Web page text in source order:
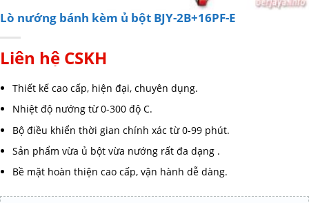
Lò nướng bánh kèm ủ bột BJY-2B+16PF-E
Liên hệ CSKH
Thiết kế cao cấp, hiện đại, chuyên dụng.
Nhiệt độ nướng từ 0-300 độ C.
Bộ điều khiển thời gian chính xác từ 0-99 phút.
Sản phẩm vừa ủ bột vừa nướng rất đa dạng .
Bề mặt hoàn thiện cao cấp, vận hành dễ dàng.